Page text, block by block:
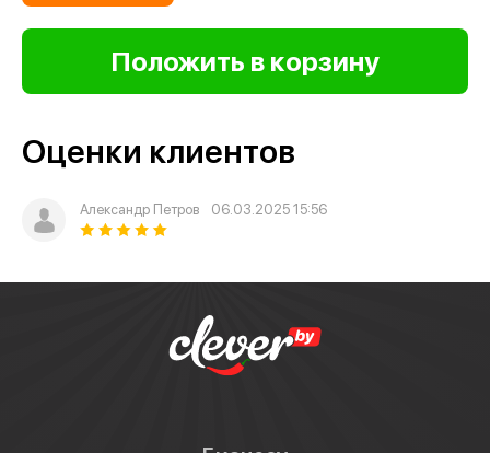
Оценки клиентов
Александр Петров 06.03.2025 15:56